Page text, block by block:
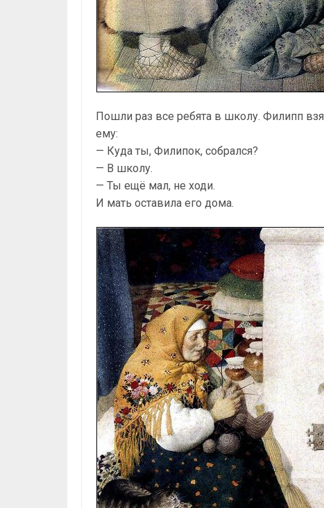
Пошли раз все ребята в школу. Филипп
ему:
— Куда ты, Филипок, собрался?
— В школу.
— Ты ещё мал, не ходи.
И мать оставила его дома.